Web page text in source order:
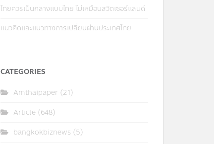
ไทยควรเป็นกลางแบบไทย ไม่เหมือนสวิตเซอร์แลนด์
แนวคิดและแนวทางการเปลี่ยนผ่านประเทศไทย
CATEGORIES
Amthaipaper (21)
Article (648)
bangkokbiznews (5)